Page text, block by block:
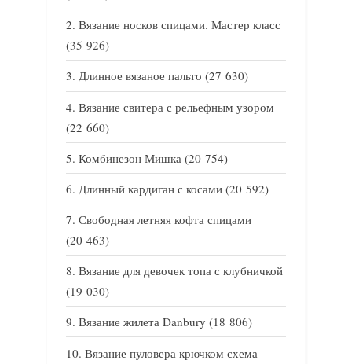
Вязание носков спицами. Мастер класс
(35 926)
Длинное вязаное пальто (27 630)
Вязание свитера с рельефным узором
(22 660)
Комбинезон Мишка (20 754)
Длинный кардиган с косами (20 592)
Свободная летняя кофта спицами
(20 463)
Вязание для девочек топа с клубничкой
(19 030)
Вязание жилета Danbury (18 806)
Вязание пуловера крючком схема